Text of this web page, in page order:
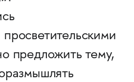
предложить тему,